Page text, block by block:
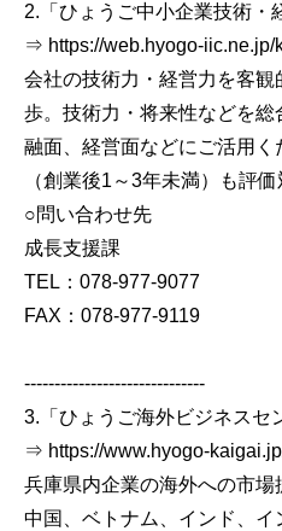
2.「ひょうご中小企業技術・
⇒ https://web.hyogo-iic.ne.jp/
会社の技術力・経営力を客
歩。技術力・将来性などを
融面、経営面などにご活用
（創業後1～3年未満）も評
○問い合わせ先
成長支援課
TEL：078-977-9077
FAX：078-977-9119
------------------------------
3.「ひょうご海外ビジネスセ
⇒ https://www.hyogo-
兵庫県内企業の海外への市場
中国、ベトナム、インド、